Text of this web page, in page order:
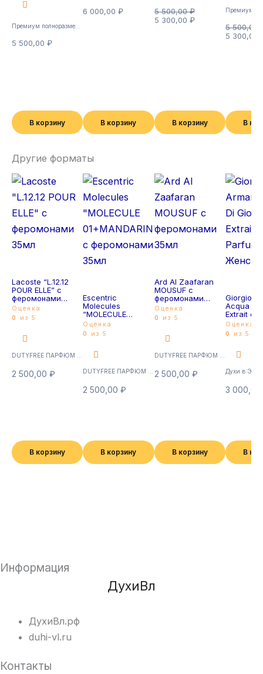
5 500,00 ₽
В корзину
6 000,00₽
В корзину
5 500,00₽
5 300,00 ₽
В корзину
5 500,00
5 300,00
В
Другие форматы
Lacoste “L.12.12
POUR ELLE” с
феромонами
35мл
Оценка
0
из 5
2 500,00 ₽
В корзину
Escentric
Molecules
“MOLECULE
01+MANDARIN” с
феромонами
35мл
Оценка
0
из 5
2 500,00₽
В корзину
Ard Al Zaafaran
MOUSUF с
феромонами
35мл
Оценка
0
из 5
2 500,00 ₽
В корзину
Духи в
Giorgio
Acqua Di
Extrait de
45мл
Оценка
0
из 5
3 000,00
В
Информация
ДухиВл
ДухиВл.рф
duhi-vl.ru
Контакты